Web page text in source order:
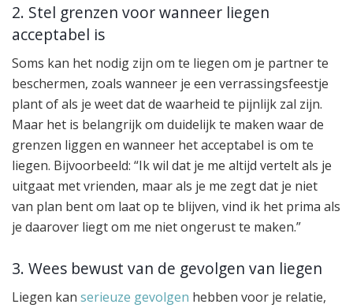
2. Stel grenzen voor wanneer liegen
acceptabel is
Soms kan het nodig zijn om te liegen om je partner te
beschermen, zoals wanneer je een verrassingsfeestje
plant of als je weet dat de waarheid te pijnlijk zal zijn.
Maar het is belangrijk om duidelijk te maken waar de
grenzen liggen en wanneer het acceptabel is om te
liegen. Bijvoorbeeld: “Ik wil dat je me altijd vertelt als je
uitgaat met vrienden, maar als je me zegt dat je niet
van plan bent om laat op te blijven, vind ik het prima als
je daarover liegt om me niet ongerust te maken.”
3. Wees bewust van de gevolgen van liegen
Liegen kan serieuze gevolgen hebben voor je relatie,